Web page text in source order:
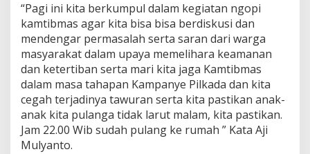
“Pagi ini kita berkumpul dalam kegiatan ngopi
kamtibmas agar kita bisa bisa berdiskusi dan
mendengar permasalah serta saran dari warga
masyarakat dalam upaya memelihara keamanan
dan ketertiban serta mari kita jaga Kamtibmas
dalam masa tahapan Kampanye Pilkada dan kita
cegah terjadinya tawuran serta kita pastikan anak-
anak kita pulanga tidak larut malam, kita pastikan.
Jam 22.00 Wib sudah pulang ke rumah ” Kata Aji
Mulyanto.